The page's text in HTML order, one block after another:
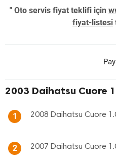
" Oto servis fiyat teklifi için
fiyat-listesi
2003 Daihatsu Cuore
1 2008 Daihatsu Cuore
2 2007 Daihatsu Cuore